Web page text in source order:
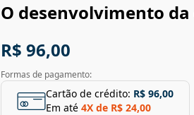
O desenvolvimento da
R$ 96,00
Formas de pagamento:
Cartão de crédito: R$ 96,00
Em até 4X de R$ 24,00